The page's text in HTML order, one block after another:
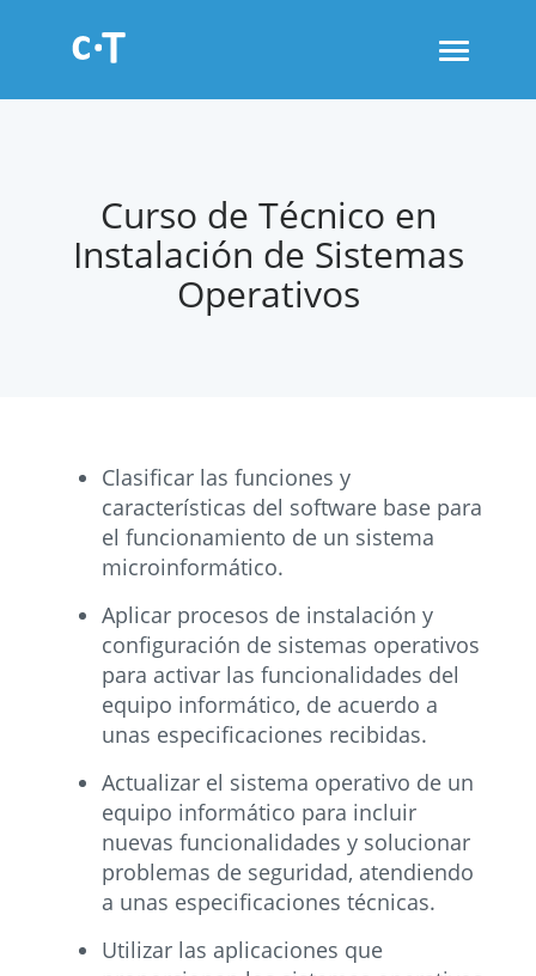
Toggle
Curso de Técnico en
Instalación de Sistemas
Operativos
Clasificar las funciones y
características del software base para
el funcionamiento de un sistema
microinformático.
Aplicar procesos de instalación y
configuración de sistemas operativos
para activar las funcionalidades del
equipo informático, de acuerdo a
unas especificaciones recibidas.
Actualizar el sistema operativo de un
equipo informático para incluir
nuevas funcionalidades y solucionar
problemas de seguridad, atendiendo
a unas especificaciones técnicas.
Utilizar las aplicaciones que